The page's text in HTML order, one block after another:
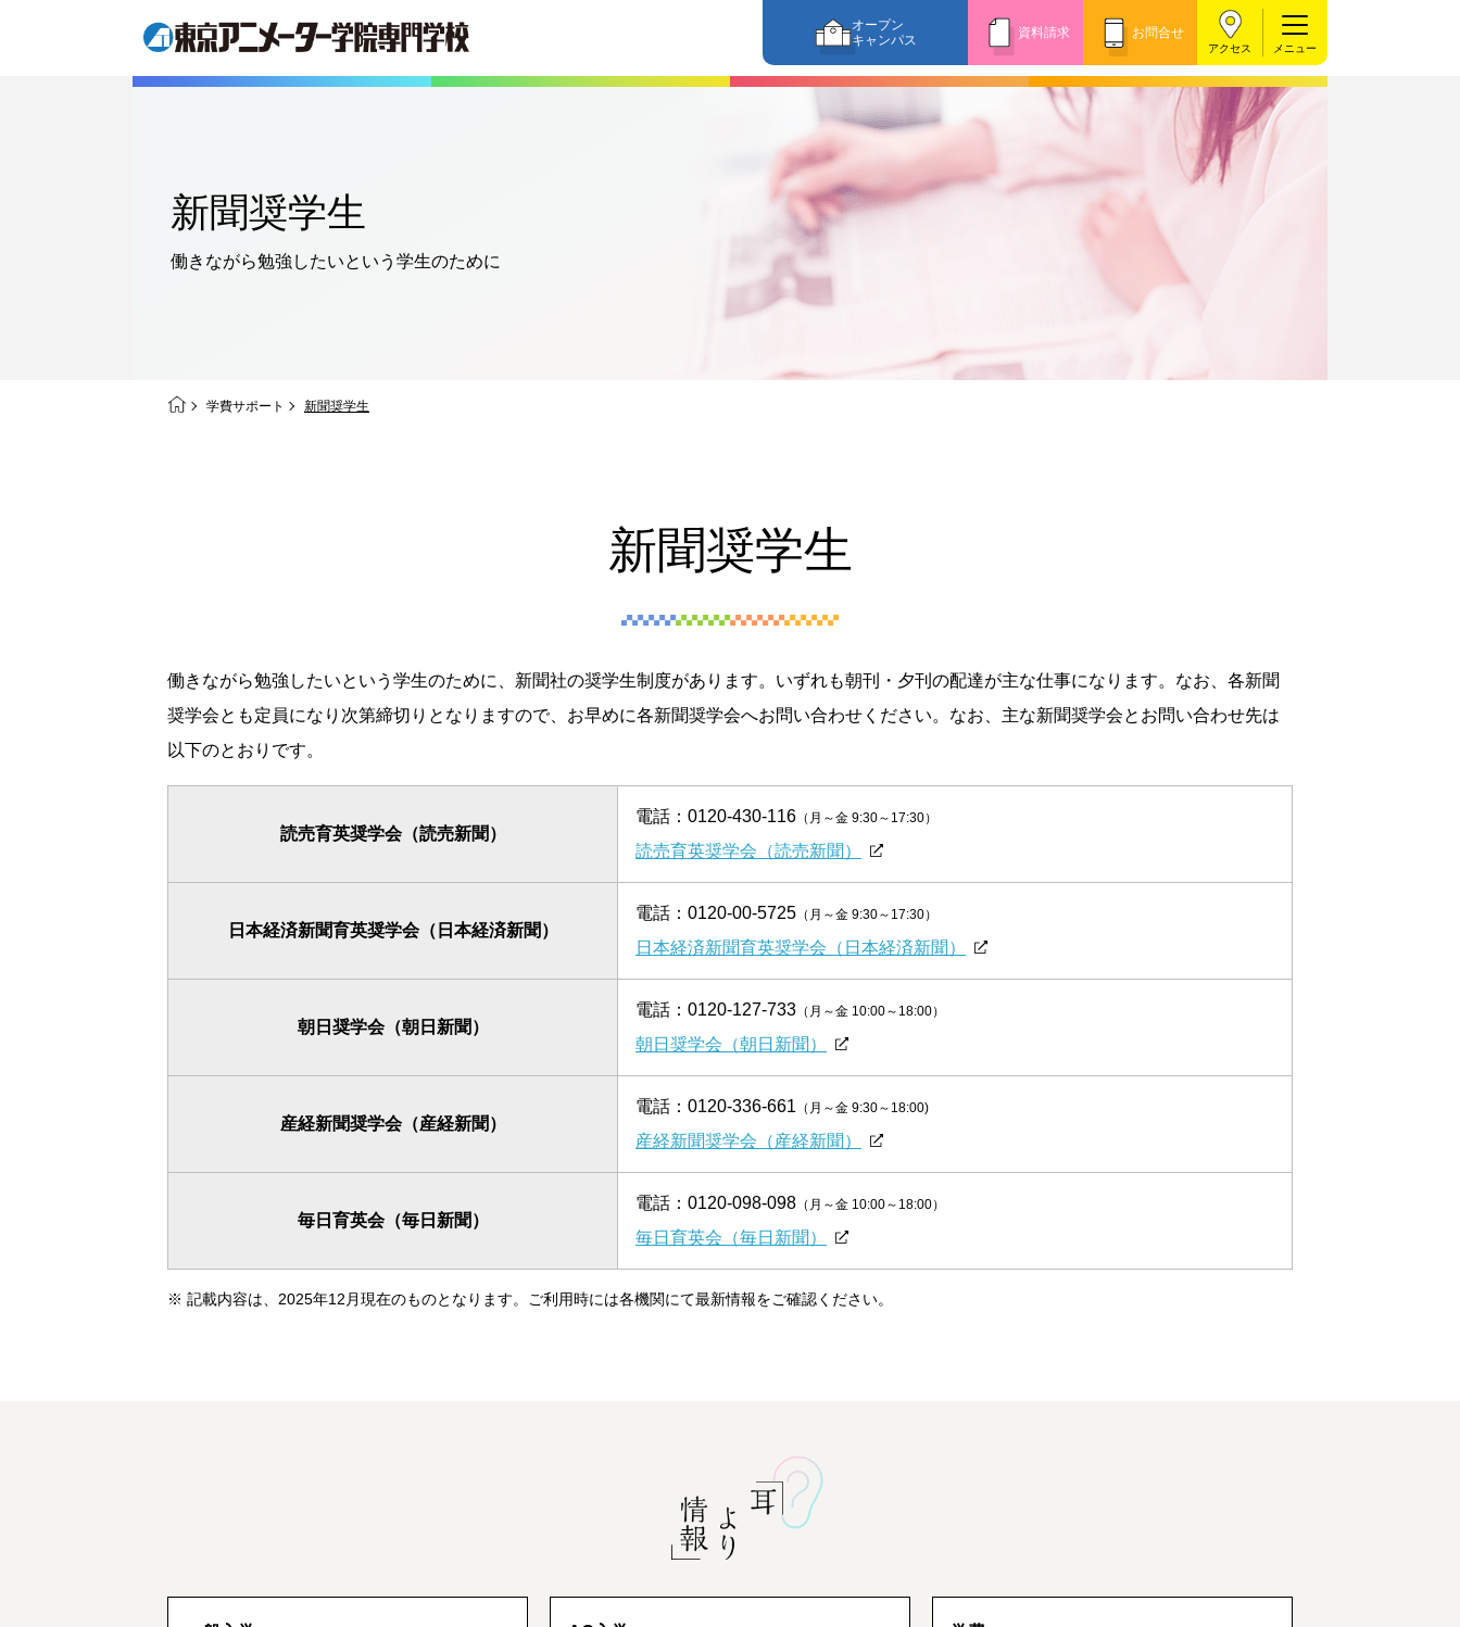
オープン
キャンパス
資料請求 お問合せ
アクセス
新聞奨学生
働きながら勉強したいという学生のために
学費サポート 新聞奨学生
新聞奨学生
働きながら勉強したいという学生のために、新聞社の奨学生制度があります。いずれも朝刊・夕刊の配達が主な仕事になります。なお、各新聞
奨学会とも定員になり次第締切りとなりますので、お早めに各新聞奨学会へお問い合わせください。なお、主な新聞奨学会とお問い合わせ先は
以下のとおりです。
読売育英奨学会（読売新聞）
電話： 0120-430-116 （月～金 9:30～17:30）
読売育英奨学会（読売新聞）
日本経済新聞育英奨学会（日本経済新聞）
電話： 0120-00-5725 （月～金 9:30～17:30）
日本経済新聞育英奨学会（日本経済新聞）
朝日奨学会（朝日新聞）
電話： 0120-127-733 （月～金 10:00～18:00）
朝日奨学会（朝日新聞）
産経新聞奨学会（産経新聞）
電話： 0120-336-661 （月～金 9:30～18:00)
産経新聞奨学会（産経新聞）
毎日育英会（毎日新聞）
電話： 0120-098-098 （月～金 10:00～18:00）
毎日育英会（毎日新聞）
※ 記載内容は、2025年12月現在のものとなります。ご利用時には各機関にて最新情報をご確認ください。